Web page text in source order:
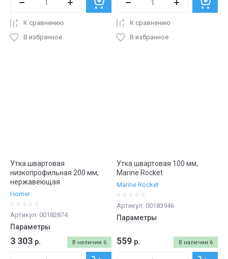
К сравнению
В избранное
К сравнению
В избранное
Утка швартовая
низкопрофильная 200 мм,
нержавеющая
Homer
Артикул: 00182874
Параметры
В наличии 6
3 303 р.
Утка швартовая 100 мм,
Marine Rocket
Marine Rocket
Артикул: 00183946
Параметры
В наличии 6
559 р.